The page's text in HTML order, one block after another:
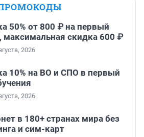
50% от 800 ₽ на первый
максимальная скидка 600 ₽
2026
10% на ВО и СПО в первый
2026
в 180+ странах мира без
и сим-карт